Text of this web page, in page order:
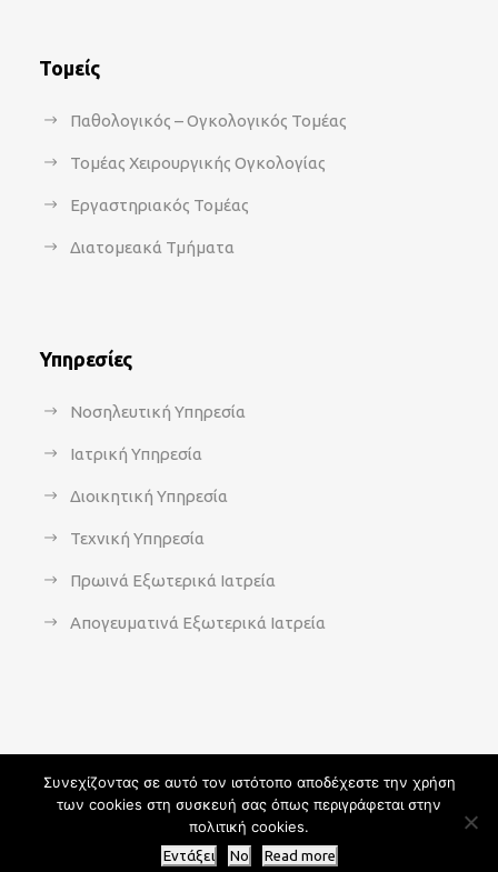
Τομείς
Παθολογικός – Ογκολογικός Τομέας
Τομέας Χειρουργικής Ογκολογίας
Εργαστηριακός Τομέας
Διατομεακά Τμήματα
Υπηρεσίες
Νοσηλευτική Υπηρεσία
Ιατρική Υπηρεσία
Διοικητική Υπηρεσία
Τεχνική Υπηρεσία
Πρωινά Εξωτερικά Ιατρεία
Απογευματινά Εξωτερικά Ιατρεία
Copyright 2021 - agsavvas-hosp.gr - All Rights Reserved | An
Web-Creation powered by
Συνεχίζοντας σε αυτό τον ιστότοπο αποδέχεστε την χρήση
των cookies στη συσκευή σας όπως περιγράφεται στην
πολιτική cookies.
Εντάξει No Read more